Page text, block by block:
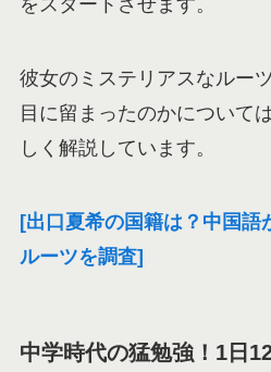
をスタートさせます。
彼女のミステリアスなルー
目に留まったのかについて
しく解説しています。
[出口夏希の国籍は？中国語
ルーツを調査]
中学時代の猛勉強！1日